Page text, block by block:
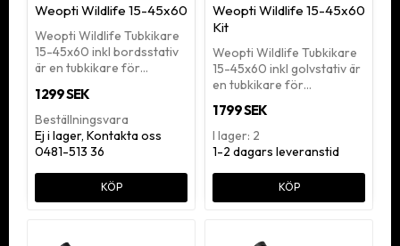
Weopti Wildlife 15-45x60
Weopti Wildlife Tubkikare
15-45x60 inkl bordsstativ
är en tubkikare för…
1 299 SEK
Beställningsvara
Ej i lager, Kontakta oss
0481-513 36
KÖP
Weopti Wildlife 15-45x60
Kit
Weopti Wildlife Tubkikare
15-45x60 inkl golvstativ är
en tubkikare för…
1 799 SEK
I lager: 2
1-2 dagars leveranstid
KÖP